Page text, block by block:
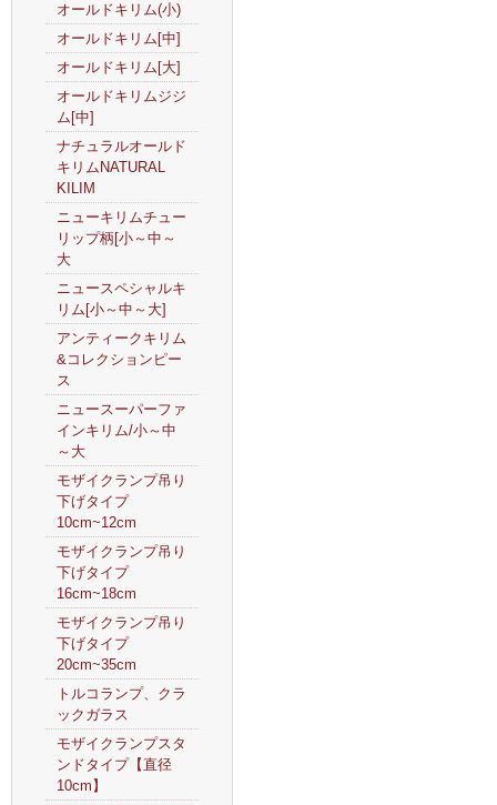
オールドキリム(小)
オールドキリム[中]
オールドキリム[大]
オールドキリムジジ
ム[中]
ナチュラルオールド
キリムNATURAL
KILIM
ニューキリムチュー
リップ柄[小～中～
大
ニュースペシャルキ
リム[小～中～大]
アンティークキリム
&コレクションピー
ス
ニュースーパーファ
インキリム/小～中
～大
モザイクランプ吊り
下げタイプ
10cm~12cm
モザイクランプ吊り
下げタイプ
16cm~18cm
モザイクランプ吊り
下げタイプ
20cm~35cm
トルコランプ、クラ
ックガラス
モザイクランプスタ
ンドタイプ【直径
10cm】